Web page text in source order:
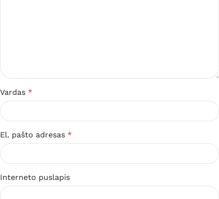
Vardas *
El. pašto adresas *
Interneto puslapis